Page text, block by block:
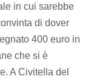
in cui sarebbe
di dover
400 euro in
che si è
A Civitella del